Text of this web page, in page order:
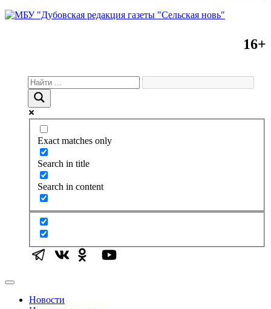
16+
Exact matches only
Search in title
Search in content
Новости